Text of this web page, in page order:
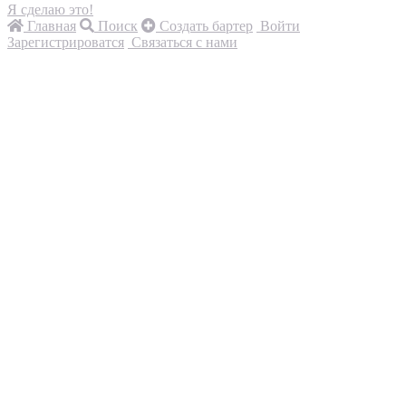
Я сделаю это!
Главная
Поиск Создать бартер Войти
Зарегистрироватся Связаться с нами